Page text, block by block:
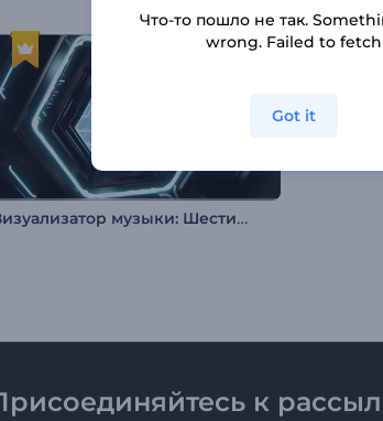
Визуализатор музыки: Шестиугольный тоннель
к
Что-то пошло не так.
wrong. Failed to fetch
Got it